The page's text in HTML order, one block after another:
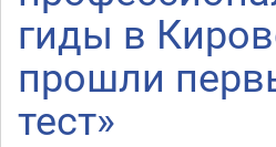
гиды в
прошли
тест»